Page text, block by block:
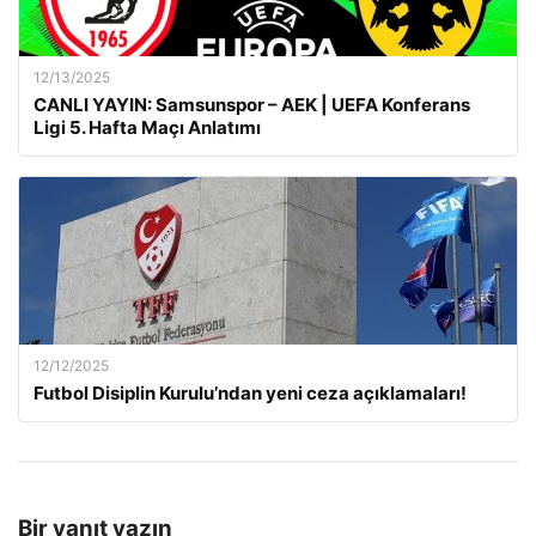
12/13/2025
CANLI YAYIN: Samsunspor – AEK | UEFA Konferans
Ligi 5. Hafta Maçı Anlatımı
12/12/2025
Futbol Disiplin Kurulu’ndan yeni ceza açıklamaları!
Bir yanıt yazın